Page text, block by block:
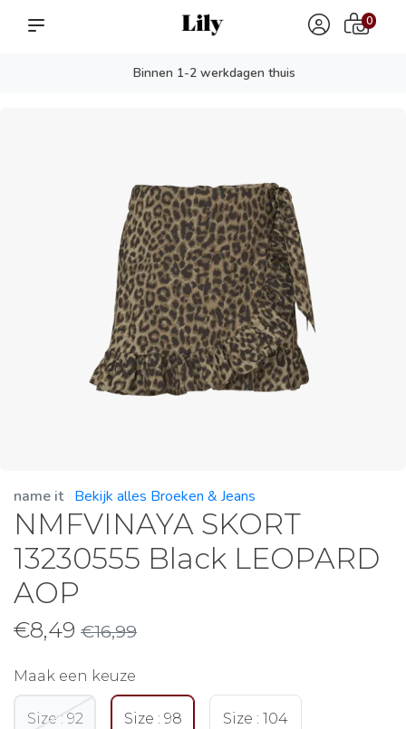
Binnen 1-2 werkdagen thuis
0
name it Bekijk alles Broeken & Jeans
NMFVINAYA SKORT
13230555 Black LEOPARD
AOP
€8,49 €16,99
Maak een keuze
Size : 92 Size : 98 Size : 104